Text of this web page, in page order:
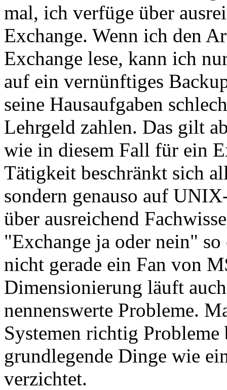
mal, ich verfüge über
Exchange. Wenn ich den
Exchange lese, kann ich
auf ein vernünftiges
seine Hausaufgaben
Lehrgeld zahlen. Das gilt
wie in diesem Fall für ein
Tätigkeit beschränkt sich
sondern genauso auf
über ausreichend
"Exchange ja oder nein"
nicht gerade ein Fan von
Dimensionierung läuft
nennenswerte Probleme.
Systemen richtig
grundlegende Dinge wie
verzichtet.